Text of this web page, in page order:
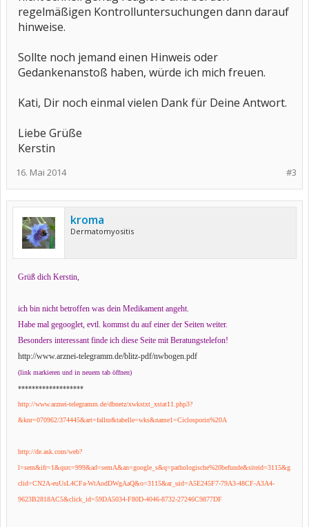
regelmäßigen Kontrolluntersuchungen dann darauf
hinweise.
Sollte noch jemand einen Hinweis oder
Gedankenanstoß haben, würde ich mich freuen.
Kati, Dir noch einmal vielen Dank für Deine Antwort.
Liebe Grüße
Kerstin
#3
16. Mai 2014
kroma
Dermatomyositis
Grüß dich Kerstin,
ich bin nicht betroffen was dein Medikament angeht.
Habe mal gegooglet, evtl. kommst du auf einer der Seiten weiter.
Besonders interessant finde ich diese Seite mit Beratungstelefon!
http://www.arznei-telegramm.de/blitz-pdf/nwbogen.pdf
(link markieren und in neuem tab öffnen)
*******************
http://www.arznei-telegramm.de/dbnetz/xwkstxt_xstat11.php3?
&knr=070962/374445&art=fallnr&tabelle=wks&name1=Ciclosporin%20A
http://de.ask.com/web?
l=sem&ifr=1&qsrc=999&ad=semA&an=google_s&q=pathologische%20befunde&siteid=3115&g
clid=CN2A-euUsL4CFa-WtAodDWgAaQ&o=3115&ar_uid=A5E245F7-79A3-48CF-A3A4-
9623B2818AC5&click_id=59DA5034-F80D-4046-8732-27246C9877DF